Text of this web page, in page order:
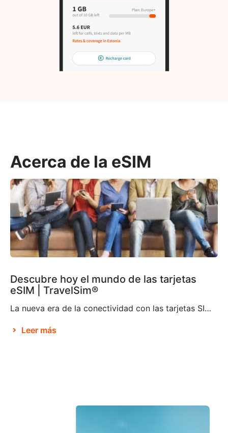
Acerca de la eSIM
Descubre hoy el mundo de las tarjetas
eSIM | TravelSim®
La nueva era de la conectividad con las tarjetas SIM electrónicas Brian X. Chen, redactor jefe de tecnología de consumo de The New York Times, afirma que no pasará mucho tiempo antes de que «la tarjeta SIM física deje de existir«. Parece ser que esto se debe a la decisión de Apple de eliminar la […]
Leer más